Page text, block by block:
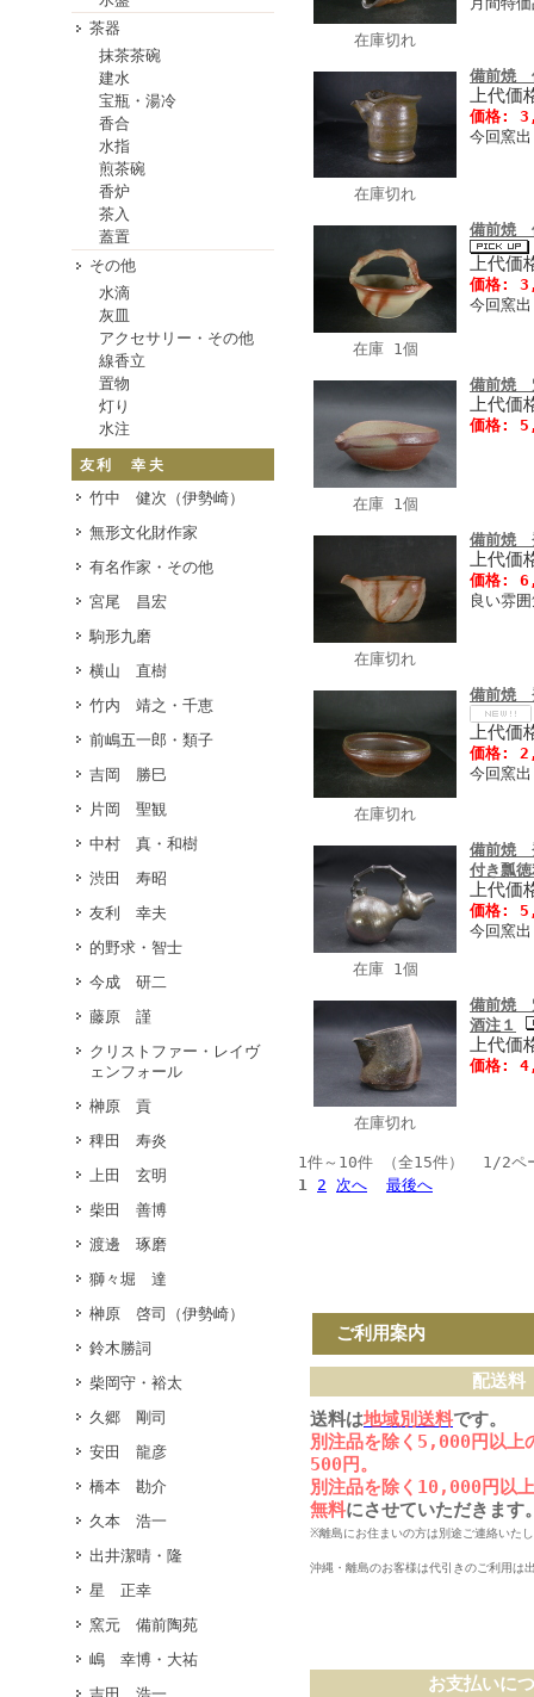
茶器
抹茶茶碗
建水
宝瓶・湯冷
香合
水指
煎茶碗
香炉
茶入
蓋置
その他
水滴
灰皿
アクセサリー・その他
線香立
置物
灯り
水注
友利 幸夫
竹中 健次（伊勢崎）
無形文化財作家
有名作家・その他
宮尾 昌宏
駒形九磨
横山 直樹
竹内 靖之・千恵
前嶋五一郎・類子
吉岡 勝巳
片岡 聖観
中村 真・和樹
渋田 寿昭
友利 幸夫
的野求・智士
今成 研二
藤原 謹
クリストファー・レイヴ
ェンフォール
榊原 貢
稗田 寿炎
上田 玄明
柴田 善博
渡邊 琢磨
獅々堀 達
榊原 啓司（伊勢崎）
鈴木勝詞
柴岡守・裕太
久郷 剛司
安田 龍彦
橋本 勘介
久本 浩一
出井潔晴・隆
星 正幸
窯元 備前陶苑
嶋 幸博・大祐
在庫切れ
在庫切れ
備前焼
上代
価格:
今回窯
在庫 1個
備前焼
上代
価格:
今回窯
在庫 1個
備前焼
上代
価格:
在庫切れ
備前焼
上代
価格:
良い雰
在庫切れ
備前焼
上代
価格:
今回窯
在庫 1個
備前焼
付き瓢
上代
価格:
今回窯
在庫切れ
備前焼
酒注１
上代
価格:
1件～10件 （全15件） 1/2ペ
1 2 次へ 最後へ
ご利用案内
配送料
送料は地域別送料です。
別注品を除く5,000円以上
500円。
別注品を除く10,000円以
無料にさせていただきます
※離島にお住まいの方は別途ご連絡いた
沖縄・離島のお客様は代引きのご利用は
お支払いに